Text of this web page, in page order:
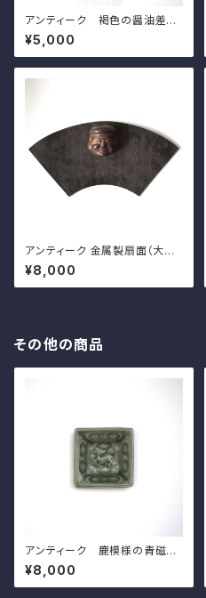
アンティーク 褐色の醤油差し
珉平焼 h8.3cm Antique Ja
panese Brown Soy Sauce
Dispenser, Minpei Ware
¥5,000
アンティーク 金属製扇面（大黒）
壁掛 ｗ31.5cm Antique Ja
panese Fan Shaped Metal
Hanging Wall Decoration w
¥8,000
その他の商品
アンティーク 鹿模様の青磁角
豆皿（その３）d7.4cm Antiqu
e Japanese Celadon Squa
re Small Dish, Deer Design
¥8,000